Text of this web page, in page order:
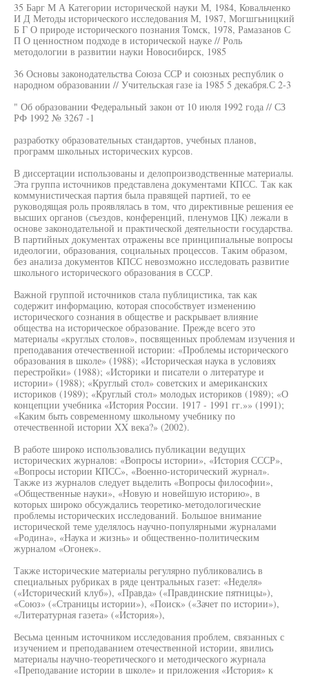
35 Барг М А Категории исторической науки М, 1984, Ковальченко
И Д Методы исторического исследования М, 1987, Могшгьницкий
Б Г О природе исторического познания Томск, 1978, Рамазанов С
П О ценностном подходе в исторической науке // Роль
методологии в развитии науки Новосибирск, 1985
36 Основы законодательства Союза ССР и союзных республик о
народном образовании // Учительская газе ia 1985 5 декабря.С 2-3
" Об образовании Федеральный закон от 10 июля 1992 года // СЗ
РФ 1992 № 3267 -1
разработку образовательных стандартов, учебных планов,
программ школьных исторических курсов.
В диссертации использованы и делопроизводственные материалы.
Эта группа источников представлена документами КПСС. Так как
коммунистическая партия была правящей партией, то ее
руководящая роль проявлялась в том, что директивные решения ее
высших органов (съездов, конференций, пленумов ЦК) лежали в
основе законодательной и практической деятельности государства.
В партийных документах отражены все принципиальные вопросы
идеологии, образования, социальных процессов. Таким образом,
без анализа документов КПСС невозможно исследовать развитие
школьного исторического образования в СССР.
Важной группой источников стала публицистика, так как
содержит информацию, которая способствует изменению
исторического сознания в обществе и раскрывает влияние
общества на историческое образование. Прежде всего это
материалы «круглых столов», посвященных проблемам изучения и
преподавания отечественной истории: «Проблемы исторического
образования в школе» (1988); «Историческая наука в условиях
перестройки» (1988); «Историки и писатели о литературе и
истории» (1988); «Круглый стол» советских и американских
историков (1989); «Круглый стол» молодых историков (1989); «О
концепции учебника «История России. 1917 - 1991 гг.»» (1991);
«Каким быть современному школьному учебнику по
отечественной истории XX века?» (2002).
В работе широко использовались публикации ведущих
исторических журналов: «Вопросы истории», «История СССР»,
«Вопросы истории КПСС», «Военно-исторический журнал».
Также из журналов следует выделить «Вопросы философии»,
«Общественные науки», «Новую и новейшую историю», в
которых широко обсуждались теоретико-методологические
проблемы исторических исследований. Большое внимание
исторической теме уделялось научно-популярными журналами
«Родина», «Наука и жизнь» и общественно-политическим
журналом «Огонек».
Также исторические материалы регулярно публиковались в
специальных рубриках в ряде центральных газет: «Неделя»
(«Исторический клуб»), «Правда» («Правдинские пятницы»),
«Союз» («Страницы истории»), «Поиск» («Зачет по истории»),
«Литературная газета» («История»),
Весьма ценным источником исследования проблем, связанных с
изучением и преподаванием отечественной истории, явились
материалы научно-теоретического и методического журнала
«Преподавание истории в школе» и приложения «История» к